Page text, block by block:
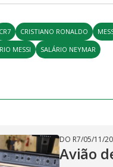
CR7 CRISTIANO RONALDO
MESSI SALÁRIO NEYMAR
DO R7/05/11/
Avião